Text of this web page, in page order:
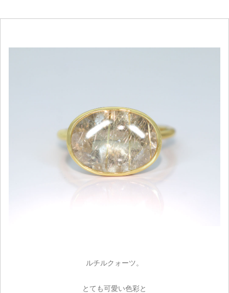
ルチルクォーツ。
とても可愛い色彩と